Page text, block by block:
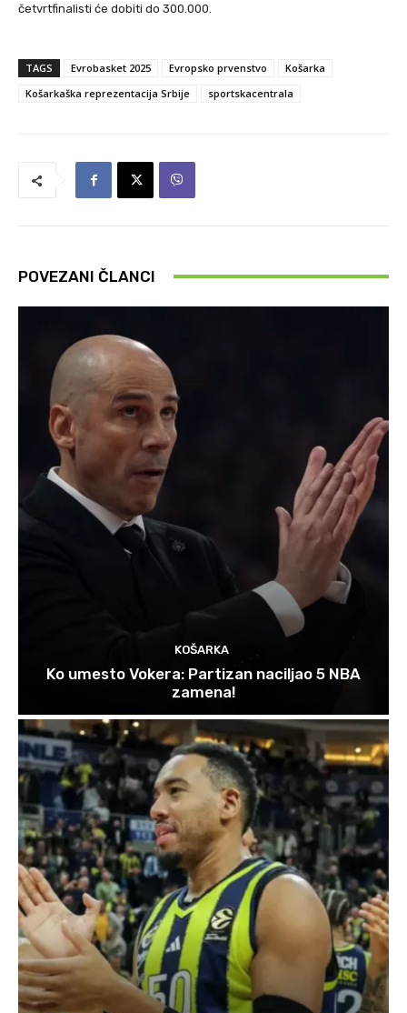
četvrtfinalisti će dobiti do 300.000.
TAGS Evrobasket 2025 Evropsko prvenstvo
Košarka
Košarkaška reprezentacija Srbije
sportskacentrala
POVEZANI ČLANCI
KOŠARKA
Ko umesto Vokera: Partizan naciljao 5 NBA
zamena!